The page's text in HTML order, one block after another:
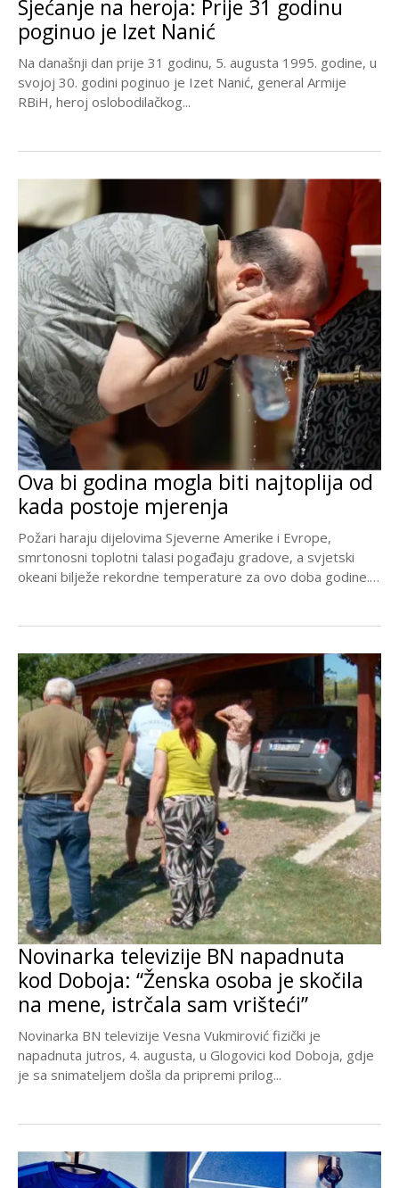
Sjećanje na heroja: Prije 31 godinu
poginuo je Izet Nanić
Na današnji dan prije 31 godinu, 5. augusta 1995. godine, u
svojoj 30. godini poginuo je Izet Nanić, general Armije
RBiH, heroj oslobodilačkog...
Ova bi godina mogla biti najtoplija od
kada postoje mjerenja
Požari haraju dijelovima Sjeverne Amerike i Evrope,
smrtonosni toplotni talasi pogađaju gradove, a svjetski
okeani bilježe rekordne temperature za ovo doba godine.
Novinarka televizije BN napadnuta
kod Doboja: “Ženska osoba je skočila
na mene, istrčala sam vrišteći”
Novinarka BN televizije Vesna Vukmirović fizički je
napadnuta jutros, 4. augusta, u Glogovici kod Doboja, gdje
je sa snimateljem došla da pripremi prilog...